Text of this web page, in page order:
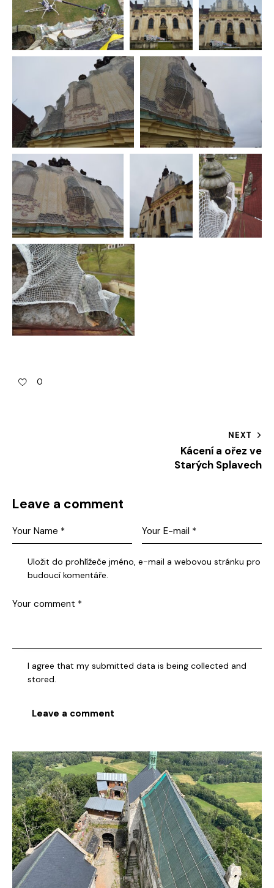
0
NEXT
Kácení a ořez ve
Starých Splavech
Leave a comment
Uložit do prohlížeče jméno, e-mail a webovou stránku pro
budoucí komentáře.
I agree that my submitted data is being collected and
stored.